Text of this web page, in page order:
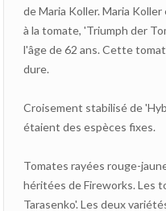
de Maria Koller. Maria
à la tomate, 'Triumph der
l'âge de 62 ans. Cette
dure.
Croisement stabilisé de
étaient des espèces fixes.
Tomates rayées rouge-
héritées de Fireworks. Les
Tarasenko'. Les deux